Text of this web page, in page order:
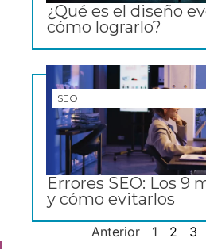
¿Qué es el diseño
cómo lograrlo?
SEO
Errores SEO: Los 9
y cómo evitarlos
Anterior 1 2 3